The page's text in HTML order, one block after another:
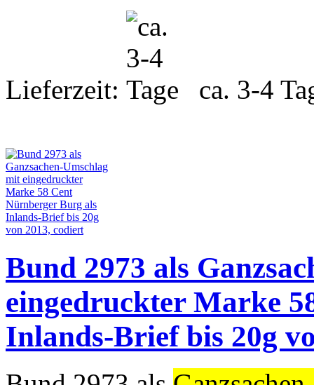
Lieferzeit: ca. 3-4
Bund 2973 als
eingedruckter Marke
Inlands-Brief bis 20g